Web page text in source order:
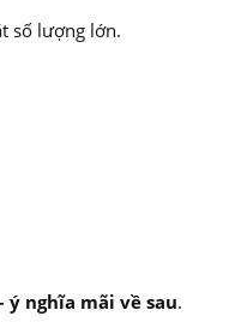
số lượng lớn.
ý nghĩa mãi về sau.